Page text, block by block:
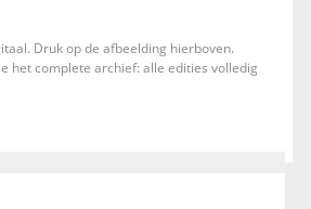
Druk op de afbeelding hierboven.
het complete archief: alle edities volledig